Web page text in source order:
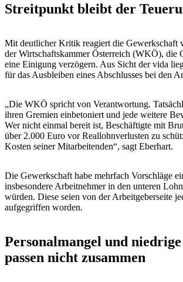
Streitpunkt bleibt der
Mit deutlicher Kritik reagiert die Gewerkschaft
der Wirtschaftskammer Österreich (WKÖ), die
eine Einigung verzögern. Aus Sicht der vida
für das Ausbleiben eines Abschlusses bei den
„Die WKÖ spricht von Verantwortung.
ihren Gremien einbetoniert und jede weitere
Wer nicht einmal bereit ist, Beschäftigte mit
über 2.000 Euro vor Reallohnverlusten zu
Kosten seiner Mitarbeitenden“, sagt Eberhart.
Die Gewerkschaft habe mehrfach Vorschläge
insbesondere Arbeitnehmer in den unteren
würden. Diese seien von der Arbeitgeberseite
aufgegriffen worden.
Personalmangel und
passen nicht zusammen